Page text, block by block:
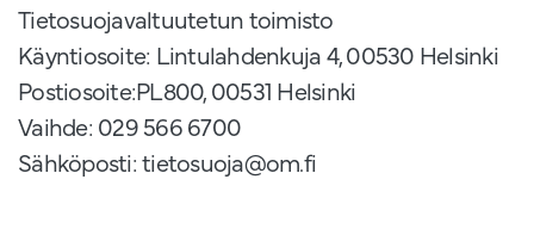
Tietosuojavaltuutetun toimisto
Käyntiosoite: Lintulahdenkuja 4, 00530 Helsinki
Postiosoite:PL800, 00531 Helsinki
Vaihde: 029 566 6700
Sähköposti: tietosuoja@om.fi